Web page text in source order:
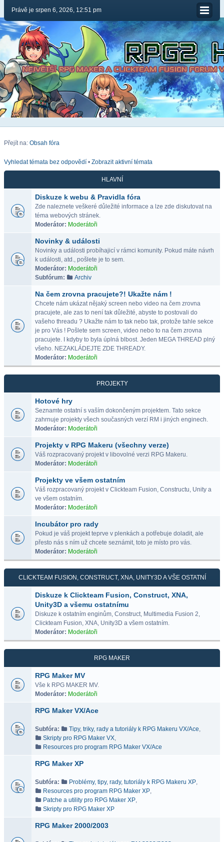
Právě je srpen 6, 2026, 12:51 pm
Přejít na: Obsah fóra
Vyhledat témata bez odpovědí • Zobrazit aktivní témata
HLAVNÍ
Diskuze k webu & Pravidla fóra
Zde naleznete veškeré důležité informace a lze zde diskutovat na
téma webových stránek.
Moderátor: Moderátoři
Novinky & události
Novinky a události probíhajicí v rámci komunity. Pokud máte návrh
k události, atd., pošlete je to sem.
Moderátor: Moderátoři
Subfórum:
Archiv
Na čem zrovna pracujete?! Ukažte nám !
Chcete nám ukázat nějaký screen nebo video na čem zrovna
pracujete, ale zas to není tak důležité, abyste to postovali do
vašeho threadu ? Ukažte nám to tak nebo tak, protože tahle sekce
je pro Vás ! Pošlete sem screen, video nebo to na čem zrovna
pracujete. I kdyby to byla úplná blbost. Jeden MEGA THREAD plný
všeho. NEZAKLÁDEJTE ZDE THREADY.
Moderátor: Moderátoři
PROJEKTY
Hotové hry
Seznamte ostatní s vaším dokončeným projektem. Tato sekce
zahrnuje projekty všech současných verzí RM i jiných enginech.
Moderátor: Moderátoři
Projekty v RPG Makeru (všechny verze)
Váš rozpracovaný projekt v libovolné verzi RPG Makeru.
Moderátor: Moderátoři
Projekty ve všem ostatním
Váš rozpracovaný projekt v Clickteam Fusion, Constructu, Unity a
ve všem ostatním.
Moderátor: Moderátoři
Incubátor pro rady
Pokud je váš projekt teprve v plenkách a potřebuje doladit, ale
přesto nás s ním už chcete seznámit, toto je místo pro vás.
Moderátor: Moderátoři
CLICKTEAM FUSION, CONSTRUCT, XNA, UNITY3D A VŠE OSTATNÍ
Diskuze k Clickteam Fusion, Construct, XNA,
Unity3D a všemu ostatnímu
Diskuze k ostatním enginům, Construct, Multimedia Fusion 2,
Clickteam Fusion, XNA, Unity3D a všem ostatním.
Moderátor: Moderátoři
RPG MAKER
RPG Maker MV
Vše k RPG MAKER MV.
Moderátor: Moderátoři
RPG Maker VX/Ace
Subfóra: Tipy, triky, rady a tutoriály k RPG Makeru VX/Ace,
Skripty pro RPG Maker VX,
Resources pro program RPG Maker VX/Ace
RPG Maker XP
Subfóra: Problémy, tipy, rady, tutoriály k RPG Makeru XP,
Resources pro program RPG Maker XP,
Patche a utility pro RPG Maker XP,
Skripty pro RPG Maker XP
RPG Maker 2000/2003